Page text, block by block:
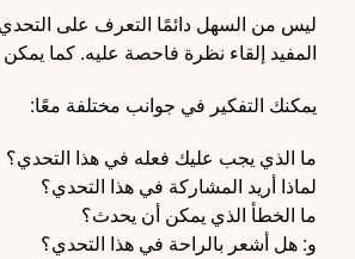
ليس من السهل دائمًا التعرف على التحدي
المفيد إلقاء نظرة فاحصة عليه. كما
يمكنك التفكير في جوانب مختلفة معًا:
ما الذي يجب عليك فعله في هذا التحدي؟
لماذا أريد المشاركة في هذا التحدي؟
ما الخطأ الذي يمكن أن يحدث؟
و: هل أشعر بالراحة في هذا التحدي؟